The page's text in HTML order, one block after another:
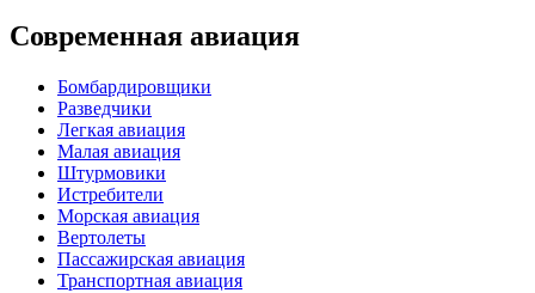
Современная авиация
Бомбардировщики
Разведчики
Легкая авиация
Малая авиация
Штурмовики
Истребители
Морская авиация
Вертолеты
Пассажирская авиация
Транспортная авиация